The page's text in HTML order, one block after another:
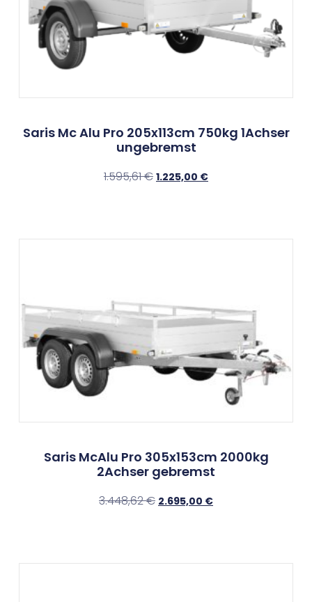
Saris Mc Alu Pro 205x113cm 750kg 1Achser
ungebremst
1.595,61€ 1.225,00 €
Saris McAlu Pro 305x153cm 2000kg
2Achser gebremst
3.448,62€ 2.695,00 €